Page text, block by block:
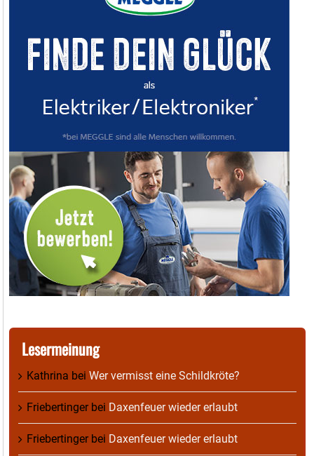
Lesermeinung
Kathrina bei Wer vermisst eine Schildkröte?
Friebertingerbei Daxenfeuer wieder erlaubt
Friebertingerbei Daxenfeuer wieder erlaubt